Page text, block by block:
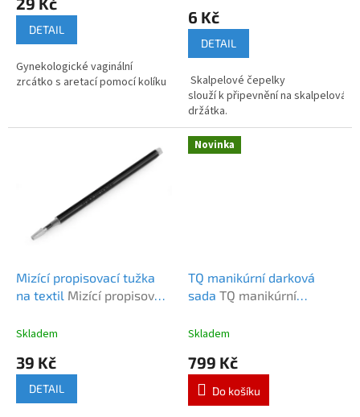
produktu
5,0
5
hvězdiček.
DETAIL
Gynekologické vaginální
zrcátko s aretací pomocí kolíku
6 Kč
DETAIL
Skalpelové čepelky
slouží k připevnění na skalpelová
držátka.
Mizící propisovací tužka
na textil Mizící propisovací
Skladem
39 Kč
DETAIL
Novinka
TQ manikúrní darková
sada TQ manikúrní
Skladem
799 Kč
Do košíku